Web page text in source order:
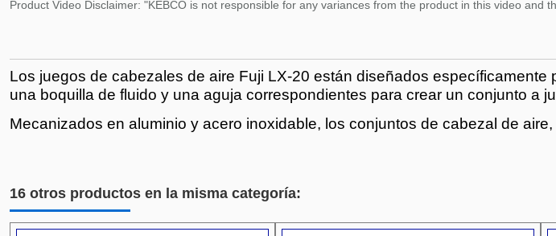
Product Video Disclaimer: "KEBCO is not responsible for any variances from the product in this video
Los juegos de cabezales de aire Fuji LX-20 están diseñados
una boquilla de fluido y una aguja correspondientes para crear un conjunto a
Mecanizados en aluminio y acero inoxidable, los conjuntos de cabezal de
16 otros productos en la misma categoría: